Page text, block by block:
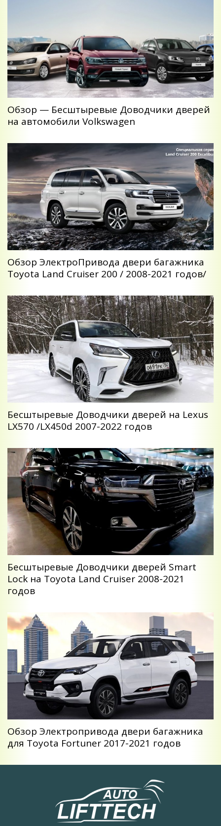
Обзор — Беcштыревые Доводчики дверей
на автомобили Volkswagen
Обзор ЭлектроПривода двери багажника
Toyota Land Cruiser 200 / 2008-2021 годов/
Беcштыревые Доводчики дверей на Lexus
LX570 /LX450d 2007-2022 годов
Беcштыревые Доводчики дверей Smart
Lock на Toyota Land Cruiser 2008-2021
годов
Обзор Электропривода двери багажника
для Toyota Fortuner 2017-2021 годов